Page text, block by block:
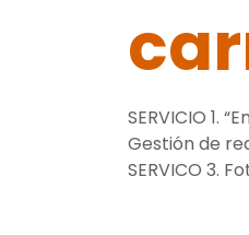
SERVICIO 1.
Gestión de
SERVICO 3.